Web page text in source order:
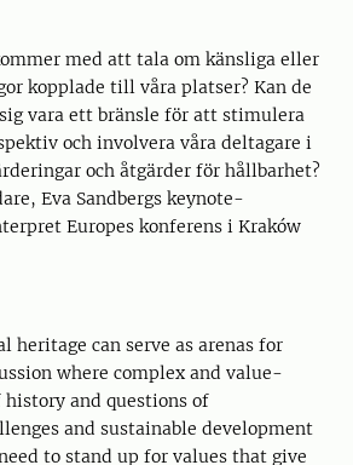
med att tala om känsliga eller
kopplade till våra platser? Kan de
vara ett bränsle för att stimulera
och involvera våra deltagare i
och åtgärder för hållbarhet?
Eva Sandbergs keynote-
Europes konferens i Kraków
heritage can serve as arenas for
where complex and value-
and questions of
and sustainable development
to stand up for values that give